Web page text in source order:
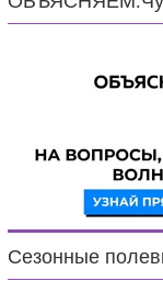
Сезонные